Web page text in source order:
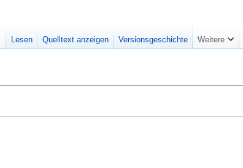
Lesen Quelltext anzeigen Versionsgeschichte Weitere